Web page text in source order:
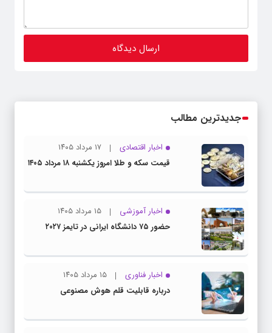
جدیدترین مطالب
اخبار اقتصادی
۱۷ مرداد ۱۴۰۵
قیمت سکه و طلا امروز یکشنبه ۱۸ مرداد ۱۴۰۵
اخبار آموزشی
۱۵ مرداد ۱۴۰۵
حضور ۷۵ دانشگاه ایرانی در تایمز ۲۰۲۷
اخبار فناوری
۱۵ مرداد ۱۴۰۵
درباره قابلیت قلم هوش مصنوعی